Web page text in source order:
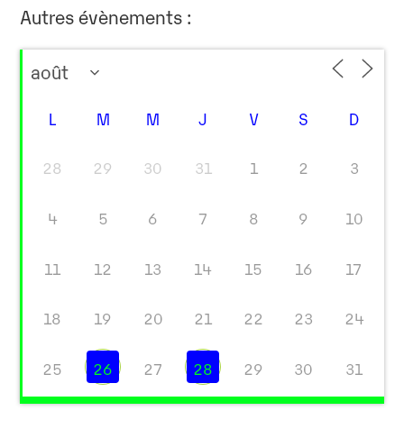
Autres évènements :
L M M J V S D
28 29 30 31 1 2 3
4 5 6 7 8 9 10
11 12 13 14 15 16 17
18 19 20 21 22 23 24
25 26 27 28 29 30 31